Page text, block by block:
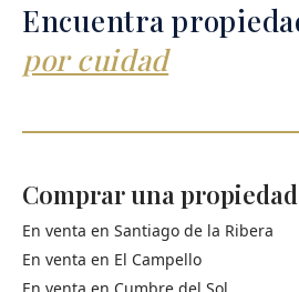
Encuentra
por cuidad
Comprar una propiedad
En venta en Santiago de la Ribera
En venta en El Campello